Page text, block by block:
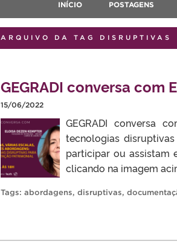
INÍCIO POSTAGENS
ARQUIVO DA TAG DISRUPTIVAS
GEGRADI conversa com
15/06/2022
GEGRADI conversa
tecnologias
participar ou assistam
clicando na imagem
Tags: abordagens, disruptivas,